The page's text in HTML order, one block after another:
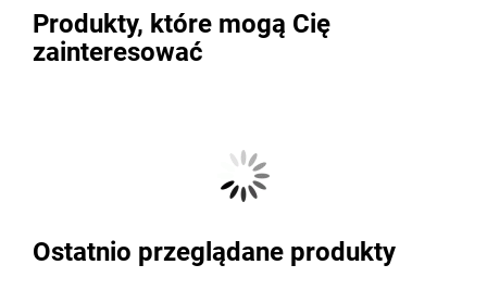
Produkty, które mogą Cię
zainteresować
Ostatnio przeglądane produkty